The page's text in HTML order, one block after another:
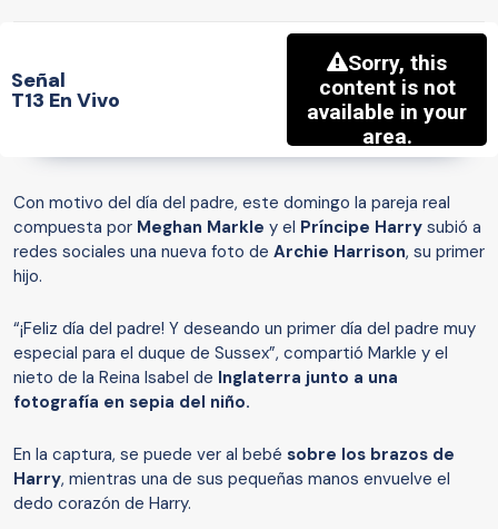
Señal
T13 En Vivo
Con motivo del día del padre, este domingo la pareja real
compuesta por Meghan Markle y el Príncipe Harry subió a
redes sociales una nueva foto de Archie Harrison, su primer
hijo.
“¡Feliz día del padre! Y deseando un primer día del padre muy
especial para el duque de Sussex”, compartió Markle y el
nieto de la Reina Isabel de Inglaterra junto a una
fotografía en sepia del niño.
En la captura, se puede ver al bebé sobre los brazos de
Harry, mientras una de sus pequeñas manos envuelve el
dedo corazón de Harry.